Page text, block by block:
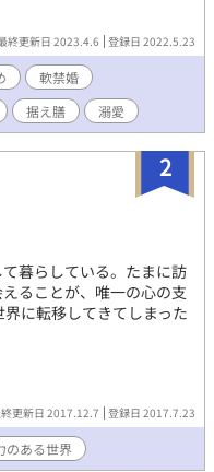
終更新日 2023.4.6 登録日 2022.5.23
軟禁婚
据え膳 溺愛
2
暮らしている。たまに訪
ることが、唯一の心の支
に転移してきてしまった
更新日 2017.12.7 登録日 2017.7.23
のある世界